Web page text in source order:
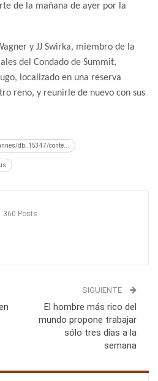
de la mañana de ayer por la
y JJ Swirka, miembro de la
del Condado de Summit,
localizado en una reserva
reno, y reunirle de nuevo con sus
db_15347/conte...
360 Posts
SIGUIENTE
El hombre más rico del
mundo propone trabajar
sólo tres días a la
semana